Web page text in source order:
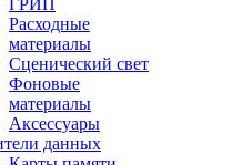
ГРИП
Расходные
материалы
Сценический свет
Фоновые
материалы
Аксессуары
данных